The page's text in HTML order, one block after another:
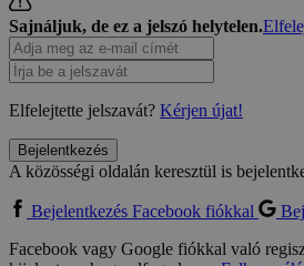
Sajnáljuk, de ez a jelszó helytelen.
Elfelejtette jelszavát? Kérjen újat!
Bejelentkezés
A közösségi oldalán keresztül is
Bejelentkezés Facebook fiókkal
Facebook vagy Google fiókkal való